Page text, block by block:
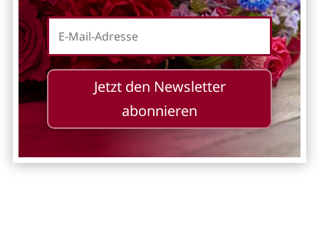
Jetzt den Newsletter
abonnieren